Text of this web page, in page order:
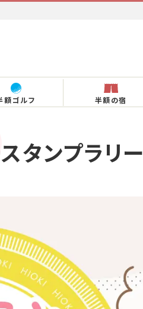
額ゴルフ 半額の宿
タンプラリー